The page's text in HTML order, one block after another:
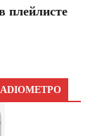
плейлисте